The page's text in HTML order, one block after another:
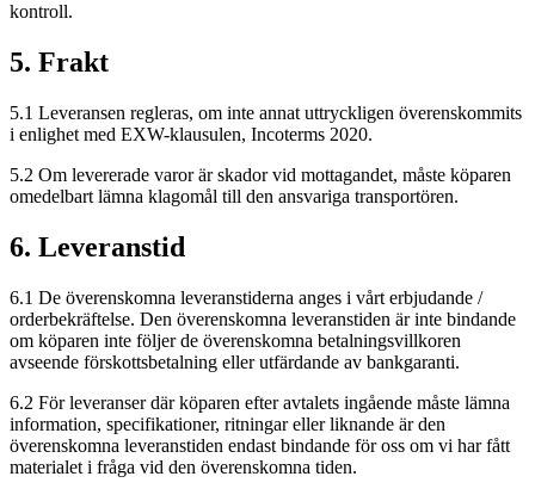
kontroll.
5. Frakt
5.1 Leveransen regleras, om inte annat uttryckligen överenskommits
i enlighet med EXW-klausulen, Incoterms 2020.
5.2 Om levererade varor är skador vid mottagandet, måste köparen
omedelbart lämna klagomål till den ansvariga transportören.
6. Leveranstid
6.1 De överenskomna leveranstiderna anges i vårt erbjudande /
orderbekräftelse. Den överenskomna leveranstiden är inte bindande
om köparen inte följer de överenskomna betalningsvillkoren
avseende förskottsbetalning eller utfärdande av bankgaranti.
6.2 För leveranser där köparen efter avtalets ingående måste lämna
information, specifikationer, ritningar eller liknande är den
överenskomna leveranstiden endast bindande för oss om vi har fått
materialet i fråga vid den överenskomna tiden.